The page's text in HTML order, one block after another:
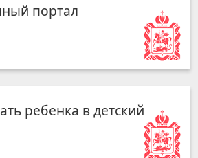
портал
ребенка в детский